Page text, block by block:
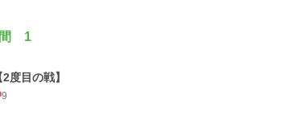
1
2度目の戦】
9